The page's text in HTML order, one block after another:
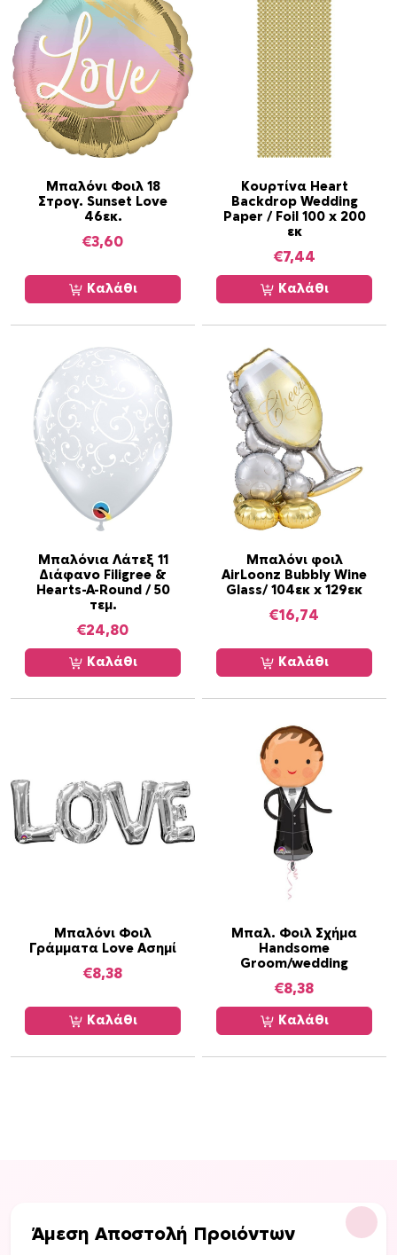
Μπαλόνι Φοιλ 18
Στρογ. Sunset Love
46εκ.
€3,60
Καλάθι
Κουρτίνα Heart
Backdrop Wedding
Paper / Foil 100 x 200
εκ
€7,44
Καλάθι
Μπαλόνια Λάτεξ 11
Διάφανο Filigree &
Hearts-A-Round / 50
τεμ.
€24,80
Καλάθι
Μπαλόνι φοιλ
AirLoonz Bubbly Wine
Glass/ 104εκ x 129εκ
€16,74
Καλάθι
Μπαλόνι Φοιλ
Γράμματα Love Ασημί
€8,38
Καλάθι
Μπαλ. Φοιλ Σχήμα
Handsome
Groom/wedding
€8,38
Καλάθι
Άμεση Αποστολή Προιόντων